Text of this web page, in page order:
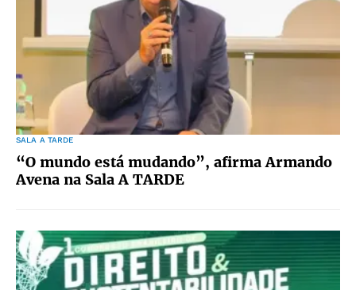
SALA A TARDE
“O mundo está mudando”, afirma Armando
Avena na Sala A TARDE